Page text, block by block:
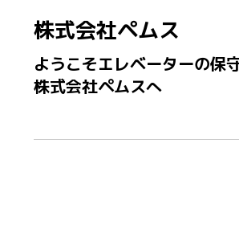
株式会社ペムス
ようこそエレベーターの保守
株式会社ペムスへ